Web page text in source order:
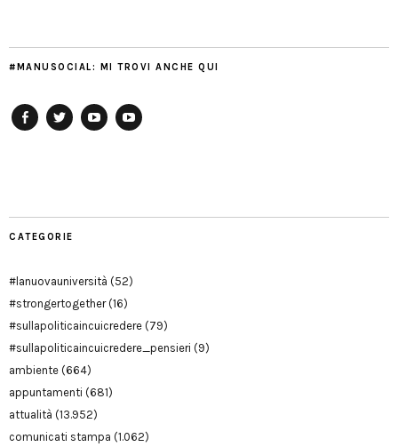
#MANUSOCIAL: MI TROVI ANCHE QUI
CATEGORIE
#lanuovauniversità (52)
#strongertogether(16)
#sullapoliticaincuicredere (79)
#sullapoliticaincuicredere_pensieri (9)
ambiente (664)
appuntamenti (681)
attualità (13.952)
comunicati stampa (1.062)